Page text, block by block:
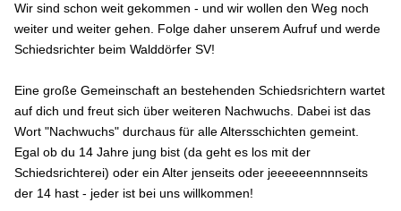
Wir sind schon weit gekommen - und wir wollen den Weg noch
weiter und weiter gehen. Folge daher unserem Aufruf und werde
Schiedsrichter beim Walddörfer SV!
Eine große Gemeinschaft an bestehenden Schiedsrichtern wartet
auf dich und freut sich über weiteren Nachwuchs. Dabei ist das
Wort "Nachwuchs" durchaus für alle Altersschichten gemeint.
Egal ob du 14 Jahre jung bist (da geht es los mit der
Schiedsrichterei) oder ein Alter jenseits oder jeeeeeennnnseits
der 14 hast - jeder ist bei uns willkommen!